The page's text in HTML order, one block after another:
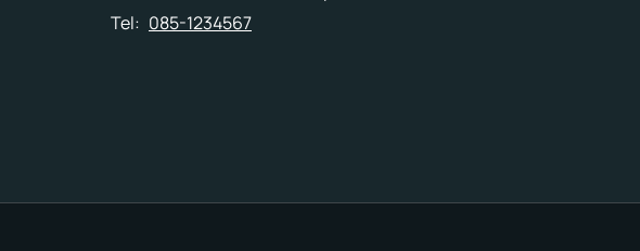
Tel: 085-1234567